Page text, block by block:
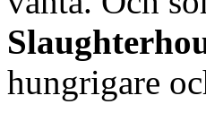
hungrigare